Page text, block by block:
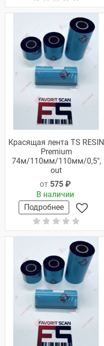
Красящая лента TS RESIN
Premium
74м/110мм/110мм/0,5",
out
от 575 ₽
В наличии
Подробнее